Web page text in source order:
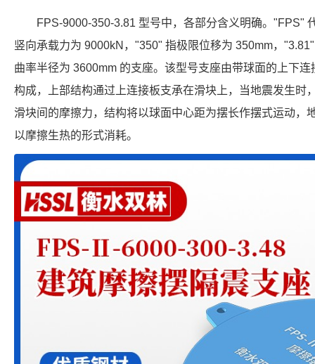
FPS-9000-350-3.81 型号中，各部分含义明确。"FPS"
竖向承载力为 9000kN，"350" 指极限位移为 350mm，
曲率半径为 3600mm 的支座。该型号支座由带球面的上下
构成，上部结构通过上连接板支承在滑块上，当地震发生时
滑块间的摩擦力，结构将以球面中心距为摆长作摆式运动，
以摩擦生热的形式消耗。